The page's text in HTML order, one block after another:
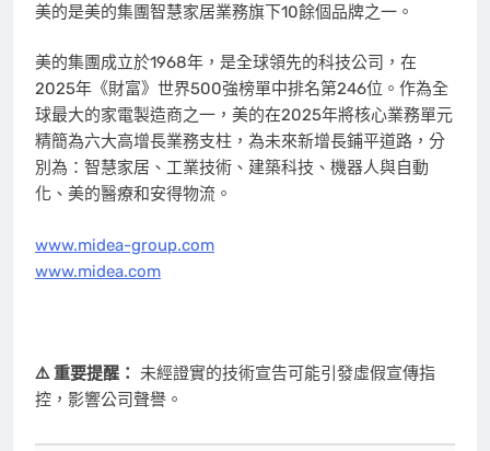
美的是美的集團智慧家居業務旗下10餘個品牌之一。
美的集團成立於1968年，是全球領先的科技公司，在
2025年《財富》世界500強榜單中排名第246位。作為全
球最大的家電製造商之一，美的在2025年將核心業務單元
精簡為六大高增長業務支柱，為未來新增長鋪平道路，分
別為：智慧家居、工業技術、建築科技、機器人與自動
化、美的醫療和安得物流。
www.midea-group.com
www.midea.com
⚠️ 重要提醒： 未經證實的技術宣告可能引發虛假宣傳指
控，影響公司聲譽。